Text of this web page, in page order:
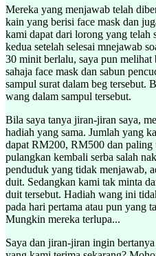
Mereka yang menjawab telah
kain yang berisi face mask dan
kami dapat dari lorong yang telah
kedua setelah selesai mnejawab
30 minit berlalu, saya pun melihat
sahaja face mask dan sabun
sampul surat dalam beg tersebut.
wang dalam sampul tersebut.
Bila saya tanya jiran-jiran saya,
hadiah yang sama. Jumlah yang
dapat RM200, RM500 dan
pulangkan kembali serba salah
penduduk yang tidak menjawab,
duit. Sedangkan kami tak minta
duit tersebut. Hadiah wang ini
pada hari pertama atau pun yang
Mungkin mereka terlupa...
Saya dan jiran-jiran ingin